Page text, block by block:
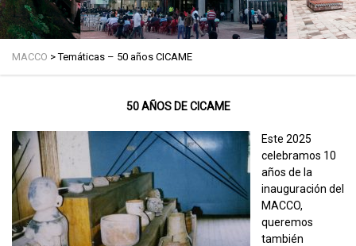
MACCO >Temáticas – 50 años CICAME
50 AÑOS DE CICAME
Este 2025
celebramos 10
años de la
inauguración del
MACCO,
queremos
también